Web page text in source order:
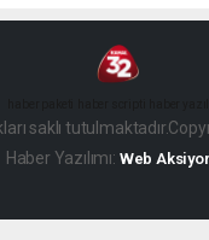
saklı
Haber Yazılımı: Web